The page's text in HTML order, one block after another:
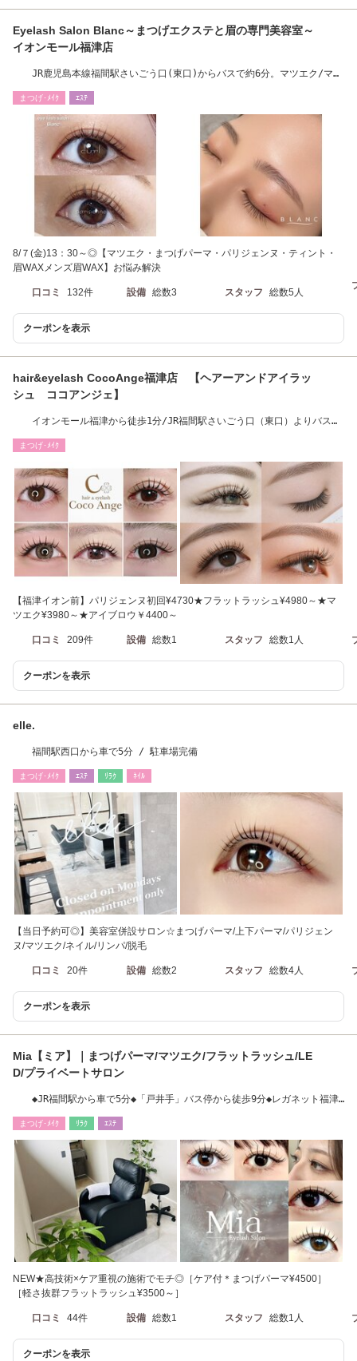
Eyelash Salon Blanc～まつげエクステと眉の専門美容室～
イオンモール福津店
JR鹿児島本線福間駅さいごう口(東口)からバスで約6分。マツエク/マツ
まつげ･ﾒｲｸ ｴｽﾃ
8/７(金)13：30～◎【マツエク・まつげパーマ・パリジェンヌ・ティント・
眉WAXメンズ眉WAX】お悩み解決
口コミ 132件 設備 総数3 スタッフ 総数5人
クーポンを表示
hair&eyelash CocoAnge福津店 【ヘアーアンドアイラッ
シュ ココアンジェ】
イオンモール福津から徒歩1分/JR福間駅さいごう口（東口）よりバスよ
まつげ･ﾒｲｸ
【福津イオン前】パリジェンヌ初回¥4730★フラットラッシュ¥4980～★マ
ツエク¥3980～★アイブロウ￥4400～
口コミ 209件 設備 総数1 スタッフ 総数1人
クーポンを表示
elle.
福間駅西口から車で5分 / 駐車場完備
まつげ･ﾒｲｸ ｴｽﾃ ﾘﾗｸ ﾈｲﾙ
【当日予約可◎】美容室併設サロン☆まつげパーマ/上下パーマ/パリジェン
ヌ/マツエク/ネイル/リンパ/脱毛
口コミ 20件 設備 総数2 スタッフ 総数4人
クーポンを表示
Mia【ミア】｜まつげパーマ/マツエク/フラットラッシュ/LE
D/プライベートサロン
◆JR福間駅から車で5分◆「戸井手」バス停から徒歩9分◆レガネット福津
まつげ･ﾒｲｸ ﾘﾗｸ ｴｽﾃ
NEW★高技術×ケア重視の施術でモチ◎［ケア付＊まつげパーマ¥4500］
［軽さ抜群フラットラッシュ¥3500～］
口コミ 44件 設備 総数1 スタッフ 総数1人
クーポンを表示